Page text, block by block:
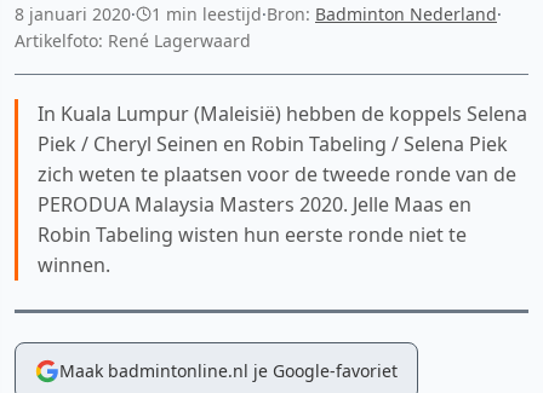
8 januari 2020· 1 min leestijd·Bron: Badminton Nederland·
Artikelfoto: René Lagerwaard
In Kuala Lumpur (Maleisië) hebben de koppels Selena
Piek / Cheryl Seinen en Robin Tabeling / Selena Piek
zich weten te plaatsen voor de tweede ronde van de
PERODUA Malaysia Masters 2020. Jelle Maas en
Robin Tabeling wisten hun eerste ronde niet te
winnen.
Maak badmintonline.nl je Google-favoriet